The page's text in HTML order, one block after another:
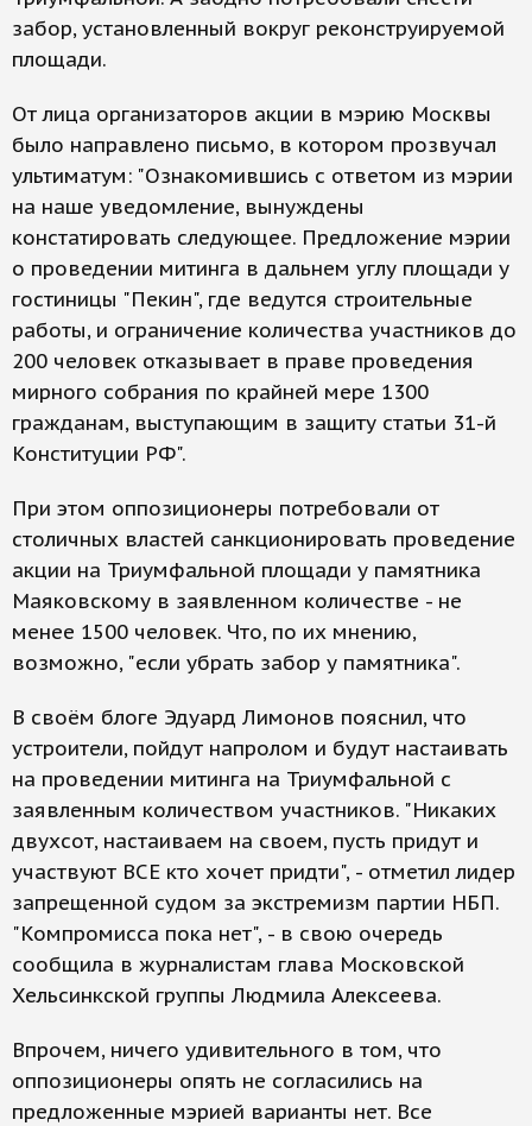
забор, установленный вокруг реконструируемой
площади.
От лица организаторов акции в мэрию Москвы
было направлено письмо, в котором прозвучал
ультиматум: "Ознакомившись с ответом из мэрии
на наше уведомление, вынуждены
констатировать следующее. Предложение мэрии
о проведении митинга в дальнем углу площади у
гостиницы "Пекин", где ведутся строительные
работы, и ограничение количества участников до
200 человек отказывает в праве проведения
мирного собрания по крайней мере 1300
гражданам, выступающим в защиту статьи 31-й
Конституции РФ".
При этом оппозиционеры потребовали от
столичных властей санкционировать проведение
акции на Триумфальной площади у памятника
Маяковскому в заявленном количестве - не
менее 1500 человек. Что, по их мнению,
возможно, "если убрать забор у памятника".
В своём блоге Эдуард Лимонов пояснил, что
устроители, пойдут напролом и будут настаивать
на проведении митинга на Триумфальной с
заявленным количеством участников. "Никаких
двухсот, настаиваем на своем, пусть придут и
участвуют ВСЕ кто хочет придти", - отметил лидер
запрещенной судом за экстремизм партии НБП.
"Компромисса пока нет", - в свою очередь
сообщила в журналистам глава Московской
Хельсинкской группы Людмила Алексеева.
Впрочем, ничего удивительного в том, что
оппозиционеры опять не согласились на
предложенные мэрией варианты нет. Все